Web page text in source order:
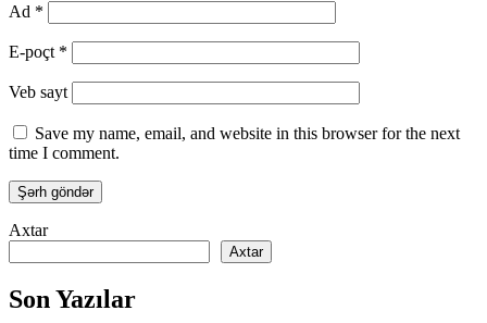
Ad *
E-poçt *
Veb sayt
Save my name, email, and website in this browser for the next
time I comment.
Axtar
Axtar
Son Yazılar